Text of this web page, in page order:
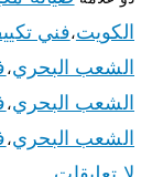
الكويت،فني
الشعب البحري،
الشعب البحري،
الشعب البحري،